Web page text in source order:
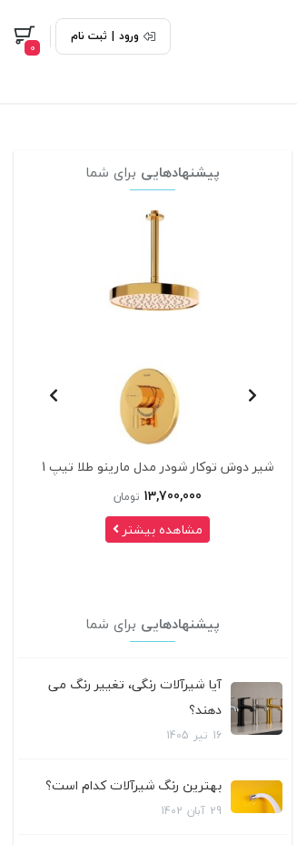
ورود | ثبت نام
0
پیشنهادهایی برای شما
شیر دوش توکار شودر مدل گلوریس تیپ 2
21,300,000 تومان
مشاهده بیشتر
پیشنهادهایی برای شما
آیا شیرآلات رنگی، تغییر رنگ می
دهند؟
16 تیر 1405
بهترین رنگ شیرآلات کدام است؟
29 آبان 1402